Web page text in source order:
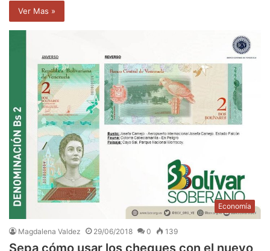
Ver Mas »
Economía
Magdalena Valdez 29/06/2018 0 139